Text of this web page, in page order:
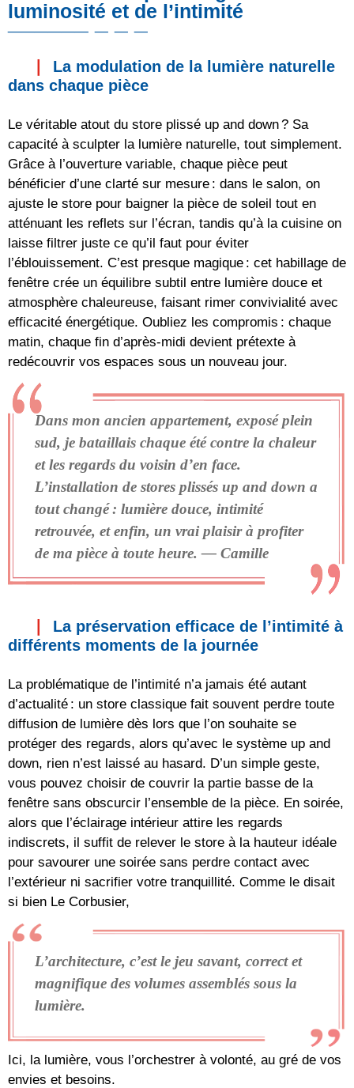
luminosité et de l’intimité
La modulation de la lumière naturelle
dans chaque pièce
Le véritable atout du store plissé up and down ? Sa
capacité à sculpter la lumière naturelle, tout simplement.
Grâce à l’ouverture variable, chaque pièce peut
bénéficier d’une clarté sur mesure : dans le salon, on
ajuste le store pour baigner la pièce de soleil tout en
atténuant les reflets sur l’écran, tandis qu’à la cuisine on
laisse filtrer juste ce qu’il faut pour éviter
l’éblouissement. C’est presque magique : cet habillage de
fenêtre crée un équilibre subtil entre lumière douce et
atmosphère chaleureuse, faisant rimer convivialité avec
efficacité énergétique. Oubliez les compromis : chaque
matin, chaque fin d’après-midi devient prétexte à
redécouvrir vos espaces sous un nouveau jour.
Dans mon ancien appartement, exposé plein
sud, je bataillais chaque été contre la chaleur
et les regards du voisin d’en face.
L’installation de stores plissés up and down a
tout changé : lumière douce, intimité
retrouvée, et enfin, un vrai plaisir à profiter
de ma pièce à toute heure. — Camille
La préservation efficace de l’intimité à
différents moments de la journée
La problématique de l’intimité n’a jamais été autant
d’actualité : un store classique fait souvent perdre toute
diffusion de lumière dès lors que l’on souhaite se
protéger des regards, alors qu’avec le système up and
down, rien n’est laissé au hasard. D’un simple geste,
vous pouvez choisir de couvrir la partie basse de la
fenêtre sans obscurcir l’ensemble de la pièce. En soirée,
alors que l’éclairage intérieur attire les regards
indiscrets, il suffit de relever le store à la hauteur idéale
pour savourer une soirée sans perdre contact avec
l’extérieur ni sacrifier votre tranquillité. Comme le disait
si bien Le Corbusier,
L’architecture, c’est le jeu savant, correct et
magnifique des volumes assemblés sous la
lumière.
Ici, la lumière, vous l’orchestrer à volonté, au gré de vos
envies et besoins.